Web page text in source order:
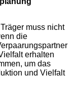
muss nicht
die
erhalten
um das
und Vielfalt